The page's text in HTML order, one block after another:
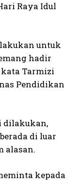
Raya Idul
lakukan untuk
hadir
kata Tarmizi
Pendidikan
dilakukan,
di luar
alasan.
kepada